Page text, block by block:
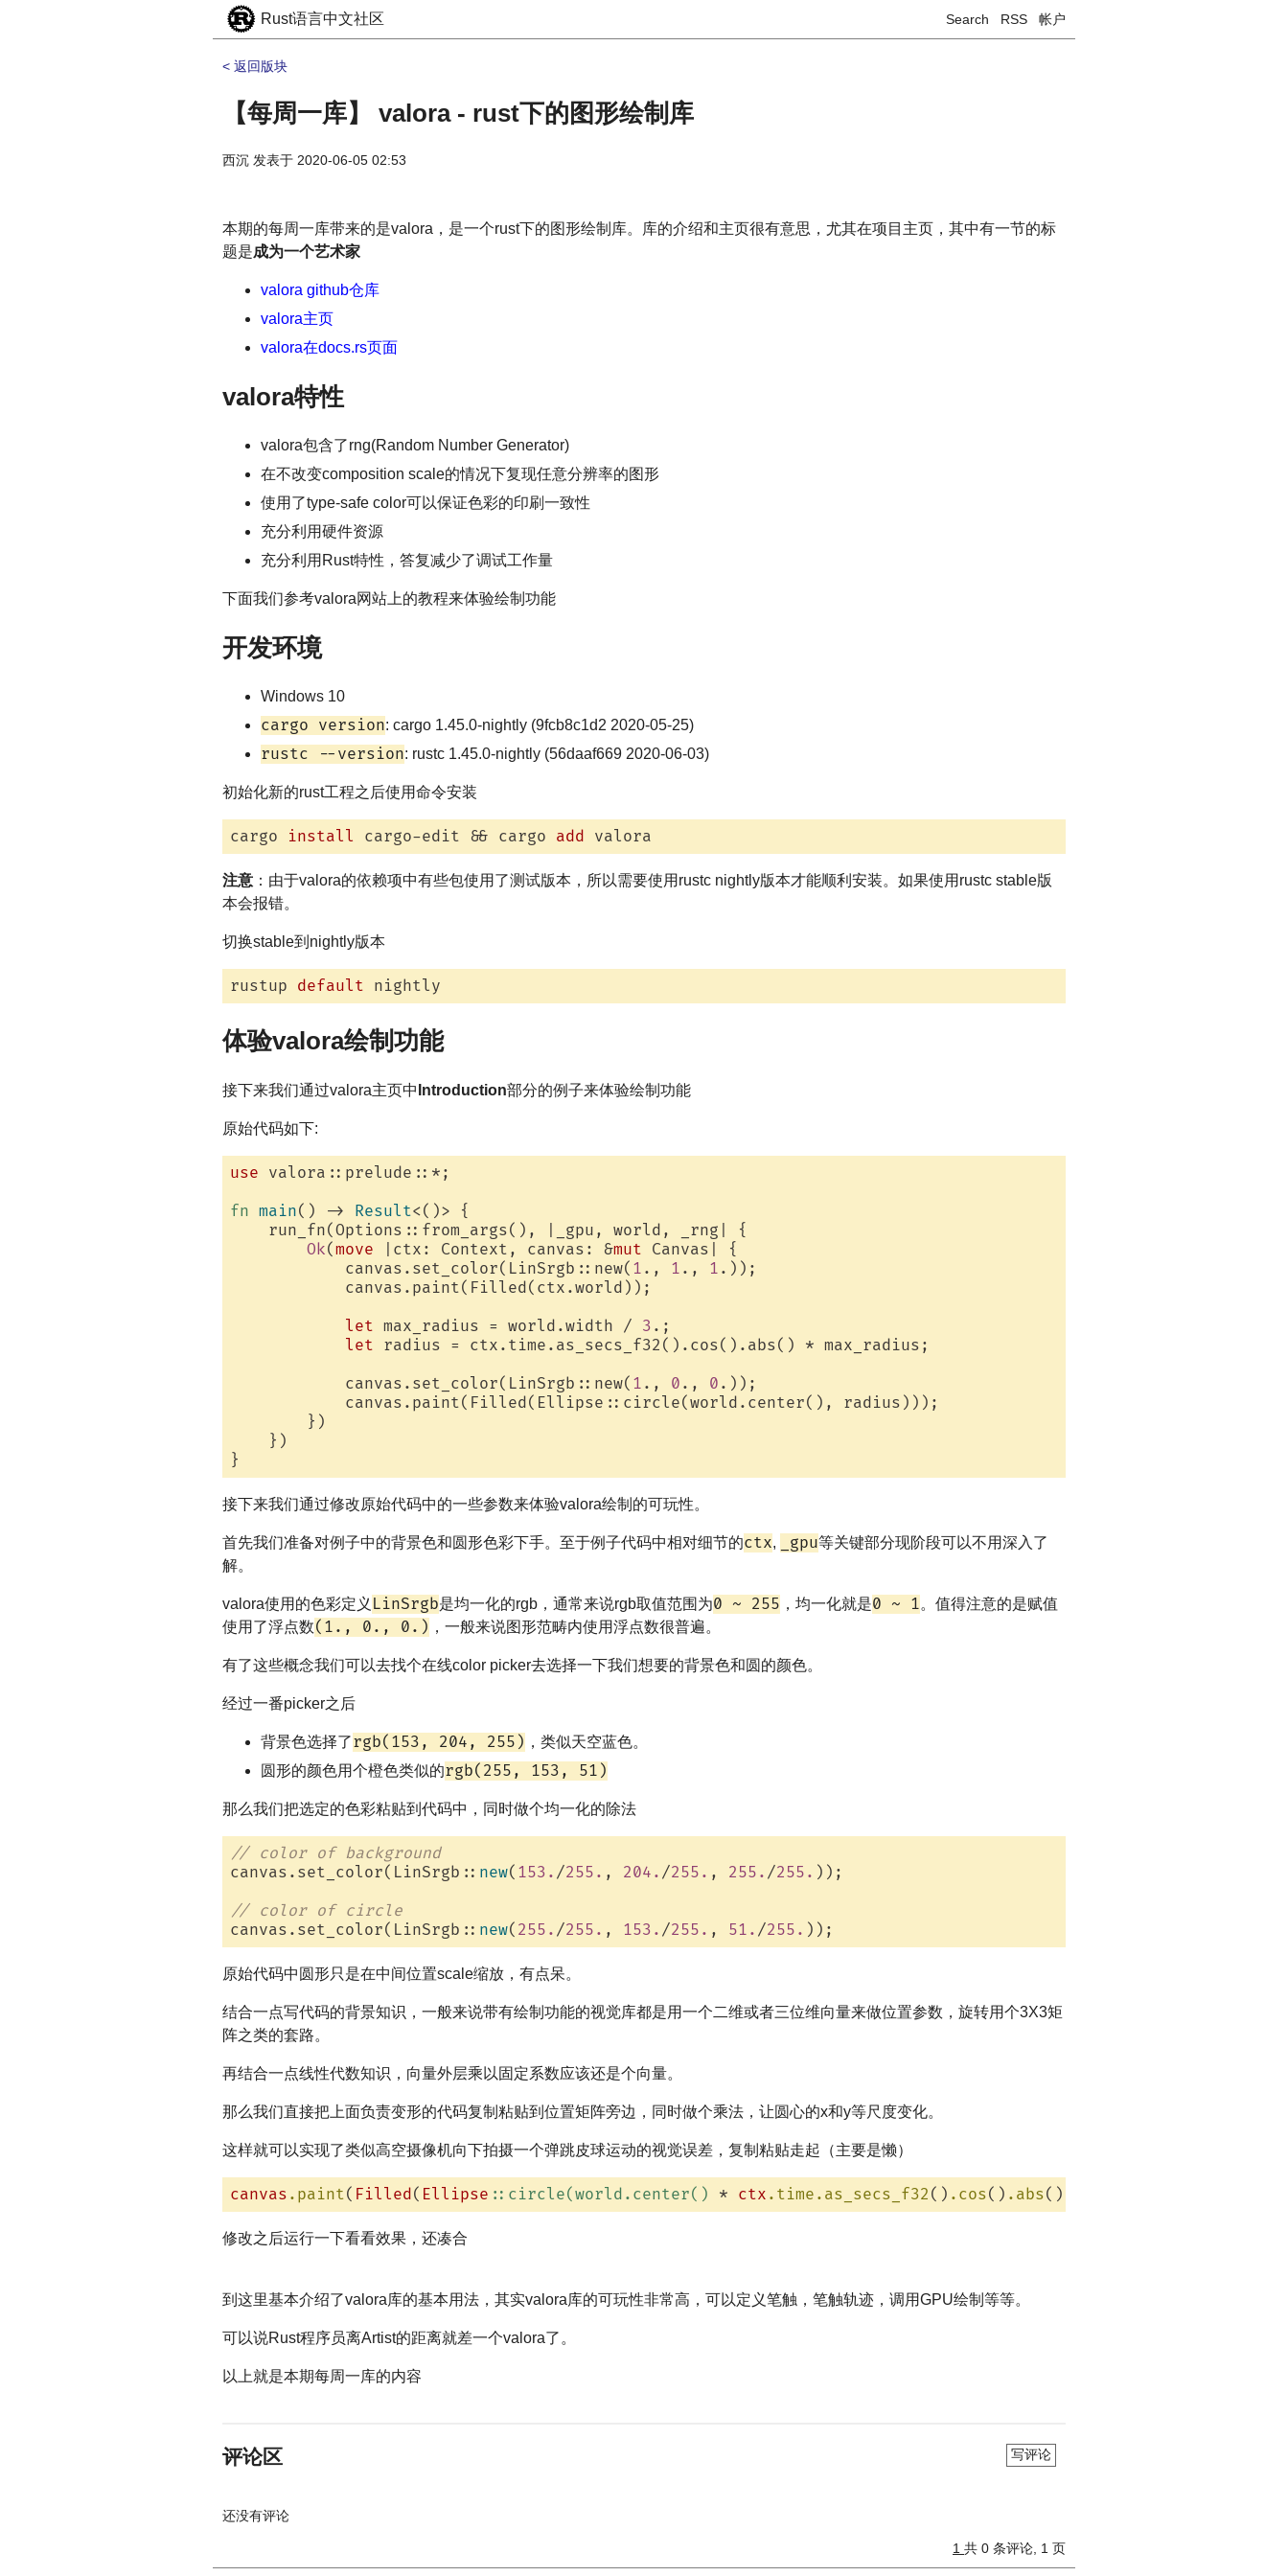
Rust语言中文社区 Search RSS 帐户
< 返回版块
【每周一库】 valora - rust下的图形绘制库
西沉 发表于 2020-06-05 02:53
本期的每周一库带来的是valora，是一个rust下的图形绘制库。库的介绍和主页很有意思，尤其在项目主页，其中有一节的标
题是成为一个艺术家
valora github仓库
valora主页
valora在docs.rs页面
valora特性
valora包含了rng(Random Number Generator)
在不改变composition scale的情况下复现任意分辨率的图形
使用了type-safe color可以保证色彩的印刷一致性
充分利用硬件资源
充分利用Rust特性，答复减少了调试工作量
下面我们参考valora网站上的教程来体验绘制功能
开发环境
Windows 10
cargo version: cargo 1.45.0-nightly (9fcb8c1d2 2020-05-25)
rustc --version: rustc 1.45.0-nightly (56daaf669 2020-06-03)
初始化新的rust工程之后使用命令安装
cargo install cargo-edit && cargo add
注意 ：由于valora的依赖项中有些包使用了测试版本，所以需要使用rustc nightly版本才能顺利安装。如果使用rustc stable版
本会报错。
切换stable到nightly版本
rustup default
体验valora绘制功能
接下来我们通过valora主页中 Introduction部分的例子来体验绘制功能
原始代码如下:
use valora::prelude::*;
fn main() -> Result<()> {
    run_fn(Options::from_args(), |_gpu, world, _rng| {
Ok(move |ctx: Context, canvas: &mut Canvas| {
            canvas.set_color(LinSrgb::new(
1 ., 1 ., 1 .));
            canvas.paint(Filled(ctx.world));
let max_radius = world.width / 3 .;
let radius = ctx.time.as_secs_f32().cos().abs() * max_radius;
            canvas.set_color(LinSrgb::new(
1 ., 0 ., 0 .));
            canvas.paint(Filled(Ellipse::circle(world.center(), radius)));
        })
    })
接下来我们通过修改原始代码中的一些参数来体验valora绘制的可玩性。
首先我们准备对例子中的背景色和圆形色彩下手。至于例子代码中相对细节的ctx, _gpu等关键部分现阶段可以不用深入了
解。
valora使用的色彩定义 LinSrgb是均一化的rgb，通常来说rgb取值范围为0 ~ 255 ，均一化就是0 ~ 1。值得注意的是赋值
使用了浮点数(1., 0., 0.) ，一般来说图形范畴内使用浮点数很普遍。
有了这些概念我们可以去找个在线color picker去选择一下我们想要的背景色和圆的颜色。
经过一番picker之后
背景色选择了rgb(153, 204, 255) ，类似天空蓝色。
圆形的颜色用个橙色类似的rgb(255, 153, 51)
那么我们把选定的色彩粘贴到代码中，同时做个均一化的除法
// color of background
canvas.set_color(LinSrgb:: new( 153. /255. , 204. /255. , 255. /255. ));
// color of circle
canvas.set_color(LinSrgb:: new( 255. /255. , 153. /255. , 51. /255.
原始代码中圆形只是在中间位置scale缩放，有点呆。
结合一点写代码的背景知识，一般来说带有绘制功能的视觉库都是用一个二维或者三位维向量来做位置参数，旋转用个3X3矩
阵之类的套路。
再结合一点线性代数知识，向量外层乘以固定系数应该还是个向量。
那么我们直接把上面负责变形的代码复制粘贴到位置矩阵旁边，同时做个乘法，让圆心的x和y等尺度变化。
这样就可以实现了类似高空摄像机向下拍摄一个弹跳皮球运动的视觉误差，复制粘贴走起（主要是懒）
canvas .paint( Filled( Ellipse ::circle(world.center() * ctx .time .as_secs_f32 () .cos() .abs(),
修改之后运行一下看看效果，还凑合
到这里基本介绍了valora库的基本用法，其实valora库的可玩性非常高，可以定义笔触，笔触轨迹，调用GPU绘制等等。
可以说Rust程序员离Artist的距离就差一个valora了。
以上就是本期每周一库的内容
评论区 写评论
还没有评论
1 共 0 条评论, 1 页